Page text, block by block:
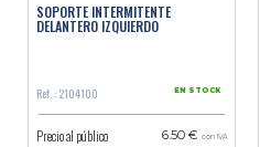
SOPORTE INTERMITENTE
DELANTERO IZQUIERDO
Ref. : 2104100 EN STOCK
Precio al público 6.50 € con IVA